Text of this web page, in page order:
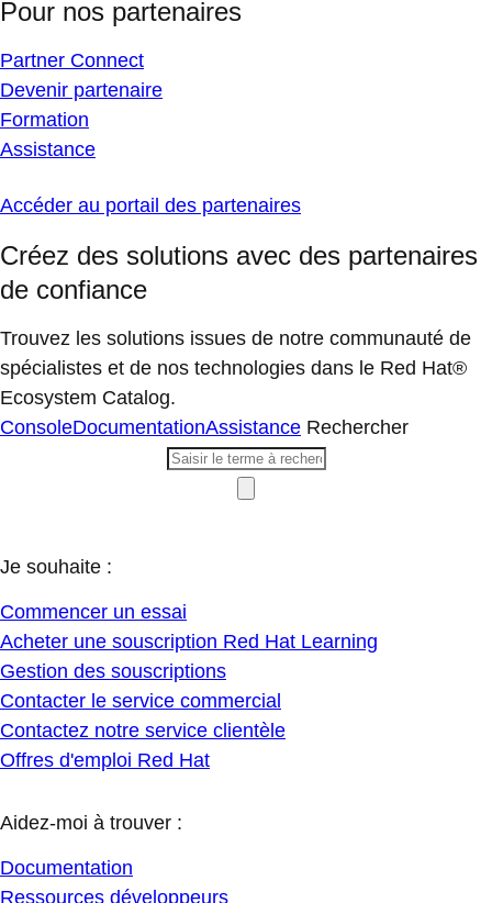
Pour nos partenaires
Partner Connect
Devenir partenaire
Formation
Assistance
Accéder au portail des partenaires
Créez des solutions avec des partenaires
de confiance
Trouvez les solutions issues de notre communauté de
spécialistes et de nos technologies dans le Red Hat®
Ecosystem Catalog.
ConsoleDocumentationAssistance Rechercher
Je souhaite :
Commencer un essai
Acheter une souscription Red Hat Learning
Gestion des souscriptions
Contacter le service commercial
Contactez notre service clientèle
Offres d'emploi Red Hat
Aidez-moi à trouver :
Documentation
Ressources développeurs